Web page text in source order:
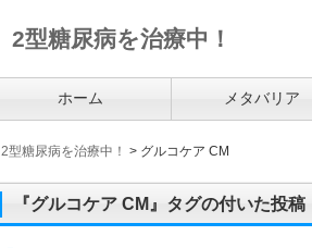
2型糖尿病を治療中！
ホーム メタバリア
2型糖尿病を治療中！ > グルコケア CM
『グルコケア CM』タグの付いた投稿